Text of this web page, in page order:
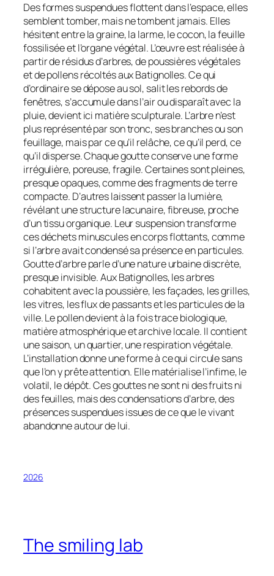
Des formes suspendues flottent dans l’espace, elles
semblent tomber, mais ne tombent jamais. Elles
hésitent entre la graine, la larme, le cocon, la feuille
fossilisée et l’organe végétal. L’œuvre est réalisée à
partir de résidus d’arbres, de poussières végétales
et de pollens récoltés aux Batignolles. Ce qui
d’ordinaire se dépose au sol, salit les rebords de
fenêtres, s’accumule dans l’air ou disparaît avec la
pluie, devient ici matière sculpturale. L’arbre n’est
plus représenté par son tronc, ses branches ou son
feuillage, mais par ce qu’il relâche, ce qu’il perd, ce
qu’il disperse. Chaque goutte conserve une forme
irrégulière, poreuse, fragile. Certaines sont pleines,
presque opaques, comme des fragments de terre
compacte. D’autres laissent passer la lumière,
révélant une structure lacunaire, fibreuse, proche
d’un tissu organique. Leur suspension transforme
ces déchets minuscules en corps flottants, comme
si l’arbre avait condensé sa présence en particules.
Goutte d’arbre parle d’une nature urbaine discrète,
presque invisible. Aux Batignolles, les arbres
cohabitent avec la poussière, les façades, les grilles,
les vitres, les flux de passants et les particules de la
ville. Le pollen devient à la fois trace biologique,
matière atmosphérique et archive locale. Il contient
une saison, un quartier, une respiration végétale.
L’installation donne une forme à ce qui circule sans
que l’on y prête attention. Elle matérialise l’infime, le
volatil, le dépôt. Ces gouttes ne sont ni des fruits ni
des feuilles, mais des condensations d’arbre, des
présences suspendues issues de ce que le vivant
abandonne autour de lui.
2026
The smiling lab